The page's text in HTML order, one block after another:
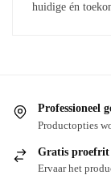
huidige én
Professioneel
Productopties
Gratis proefrit
Ervaar het